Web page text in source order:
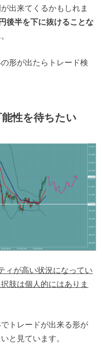
出来てくるかもしれま
後半を下に抜けることな
形が出たらトレード検
性を待ちたい
ィが高い状況になってい
肢は個人的にはありま
トレードが出来る形が
と見ています。